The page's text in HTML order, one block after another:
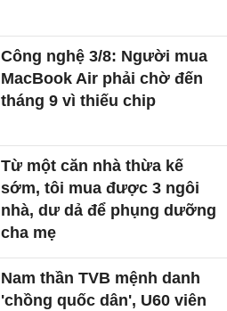
Công nghệ 3/8: Người mua
MacBook Air phải chờ đến
tháng 9 vì thiếu chip
Từ một căn nhà thừa kế
sớm, tôi mua được 3 ngôi
nhà, dư dả để phụng dưỡng
cha mẹ
Nam thần TVB mệnh danh
'chồng quốc dân', U60 viên